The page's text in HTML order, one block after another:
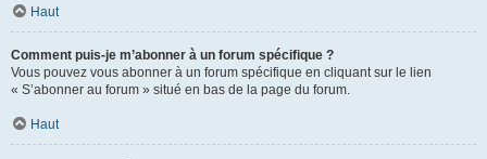
Haut
Comment puis-je m’abonner à un forum spécifique ?
Vous pouvez vous abonner à un forum spécifique en cliquant sur le lien
« S’abonner au forum » situé en bas de la page du forum.
Haut